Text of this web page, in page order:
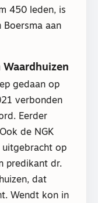
450 leden, is
Boersma aan
Waardhuizen
gedaan op
verbonden
Eerder
de NGK
uitgebracht op
predikant dr.
dat
Wendt kon in